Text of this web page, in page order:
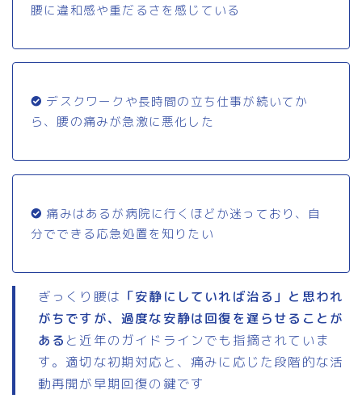
腰に違和感や重だるさを感じている
デスクワークや長時間の立ち仕事が続いてか
ら、腰の痛みが急激に悪化した
痛みはあるが病院に行くほどか迷っており、自
分でできる応急処置を知りたい
ぎっくり腰は 「安静にしていれば治る」と思われ
がちですが、過度な安静は回復を遅らせることが
ある と近年のガイドラインでも指摘されていま
す。適切な初期対応と、痛みに応じた段階的な活
動再開が早期回復の鍵です